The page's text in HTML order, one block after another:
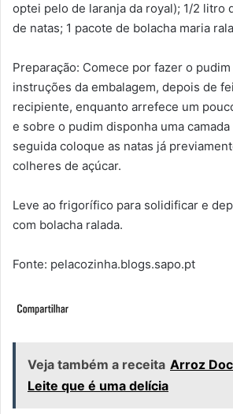
optei pelo de laranja da royal); 1/2 litro
de natas; 1 pacote de bolacha maria
Preparação: Comece por fazer o
instruções da embalagem, depois de
recipiente, enquanto arrefece um
e sobre o pudim disponha uma camada
seguida coloque as natas já
colheres de açúcar.
Leve ao frigorífico para solidificar e
com bolacha ralada.
Fonte: pelacozinha.blogs.sapo.pt
Veja também a receita Arroz
Leite que é uma delícia